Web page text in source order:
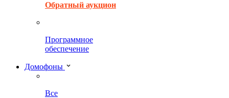
Обратный аукцион
Программное
обеспечение
Домофоны
Все